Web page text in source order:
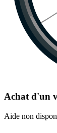
Achat d'un
Aide non